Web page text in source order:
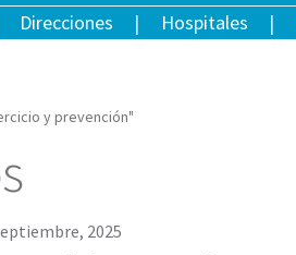
Direcciones Hospitales
y prevención"
2025